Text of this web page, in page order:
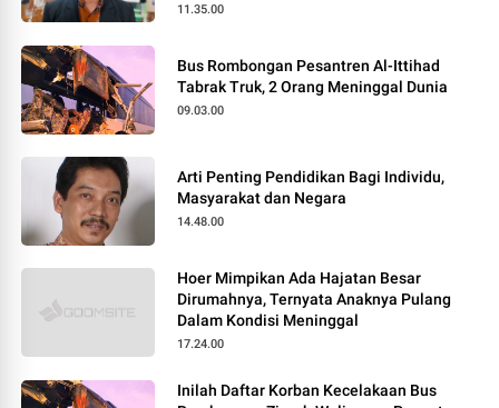
11.35.00
Bus Rombongan Pesantren Al-Ittihad
Tabrak Truk, 2 Orang Meninggal Dunia
09.03.00
Arti Penting Pendidikan Bagi Individu,
Masyarakat dan Negara
14.48.00
Hoer Mimpikan Ada Hajatan Besar
Dirumahnya, Ternyata Anaknya Pulang
Dalam Kondisi Meninggal
17.24.00
Inilah Daftar Korban Kecelakaan Bus